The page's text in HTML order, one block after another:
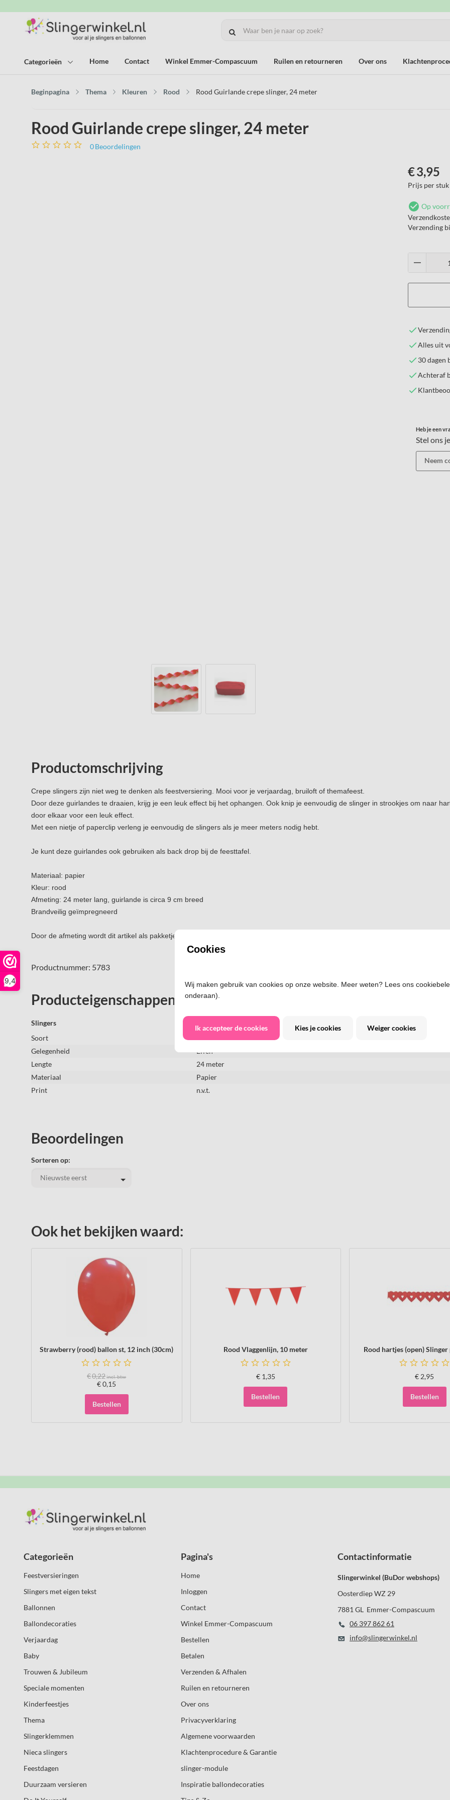
9,4
Categorieën Home Contact Winkel Emmer-Compascuum Ruilen en retourneren Over ons
Beginpagina Thema Kleuren Rood Rood Guirlande crepe slinger, 24 meter
Rood Guirlande crepe slinger, 24 meter
0Beoordelingen
€3,95
Prijs per stuk
Op
Verzending
Alles uit
30 dagen
Achteraf
Heb je een
Stel ons
Neem
Productomschrijving
Crepe slingers zijn niet weg te denken als feestversiering. Mooi voor je verjaardag, bruiloft of themafeest.
Door deze guirlandes te draaien, krijg je een leuk effect bij het ophangen. Ook knip je eenvoudig de slinger in strookjes om naar
door elkaar voor een leuk effect.
Met een nietje of paperclip verleng je eenvoudig de slingers als je meer meters nodig hebt.
Je kunt deze guirlandes ook gebruiken als back drop bij de feesttafel.
Materiaal: papier
Kleur: rood
Afmeting: 24 meter lang, guirlande is circa 9 cm breed
Brandveilig geïmpregneerd
Door de afmeting wordt dit artikel als pakketje verstuurd.
Productnummer: 5783
Producteigenschappen
Slingers
Soort
Draai guirlande
Gelegenheid
Effen
Lengte
24 meter
Materiaal
Papier
Print
n.v.t.
Beoordelingen
Sorteren op:
Ook het bekijken waard:
Strawberry (rood) ballon st, 12 inch (30cm)
€0,22incl. btw
€0,15
Bestellen
Rood Vlaggenlijn, 10 meter
€ 1,35
Bestellen
Rood hartjes (open) Slinger
€2,95
Bestellen
Categorieën
Feestversieringen
Slingers met eigen tekst
Ballonnen
Ballondecoraties
Verjaardag
Baby
Trouwen & Jubileum
Speciale momenten
Kinderfeestjes
Thema
Slingerklemmen
Nieca slingers
Feestdagen
Duurzaam versieren
Pagina's
Home
Inloggen
Contact
Winkel Emmer-Compascuum
Bestellen
Betalen
Verzenden & Afhalen
Ruilen en retourneren
Over ons
Privacyverklaring
Algemene voorwaarden
Klachtenprocedure & Garantie
slinger-module
Inspiratie ballondecoraties
Contactinformatie
Slingerwinkel (BuDor webshops)
Oosterdiep WZ 29
7881 GL Emmer-Compascuum
06 397 862 61
info@slingerwinkel.nl
Cookies
Wij maken gebruik van cookies op onze website. Meer weten? Lees ons
onderaan).
Ik accepteer de cookies Kies je cookies Weiger cookies